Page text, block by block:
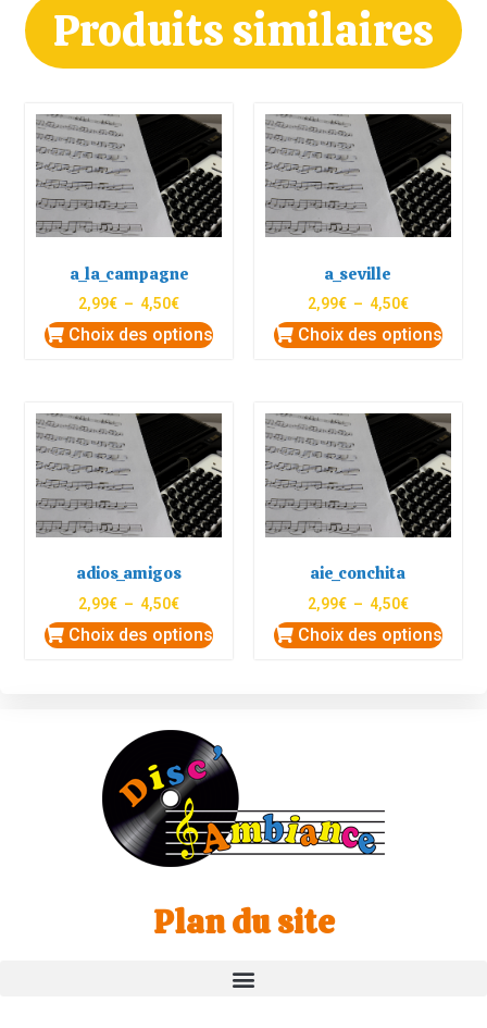
Produits similaires
a_la_campagne
2,99€ – 4,50€
Choix des options
a_seville
2,99€ – 4,50€
Choix des options
adios_amigos
2,99€ – 4,50€
Choix des options
aie_conchita
2,99€ – 4,50€
Choix des options
Plan du site